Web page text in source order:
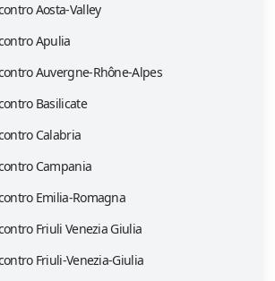
Aosta-Valley
Apulia
Auvergne-Rhône-Alpes
Basilicate
Calabria
Campania
Emilia-Romagna
Friuli Venezia Giulia
Friuli-Venezia-Giulia